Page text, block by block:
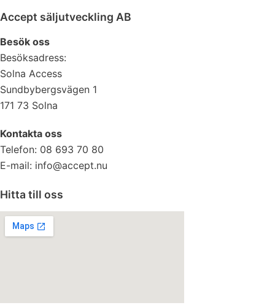
Accept säljutveckling AB
Besök oss
Besöksadress:
Solna Access
Sundbybergsvägen 1
171 73 Solna
Kontakta oss
Telefon: 08 693 70 80
E-mail: info@accept.nu
Hitta till oss